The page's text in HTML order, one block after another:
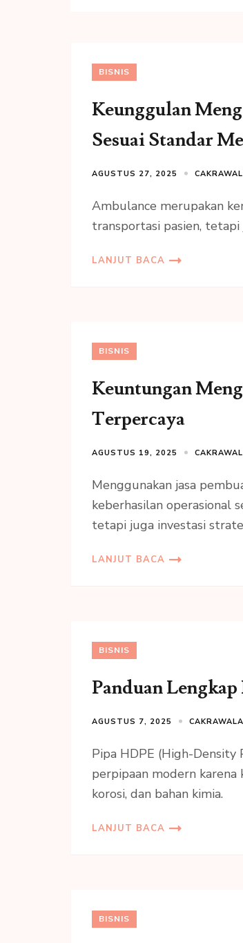
BISNIS
Keunggulan
Sesuai Standar
AGUSTUS 27, 2025
Ambulance merupakan
transportasi pasien,
LANJUT BACA
BISNIS
Keuntungan
Terpercaya
AGUSTUS 19, 2025
Menggunakan jasa
keberhasilan operasional
tetapi juga investasi
LANJUT BACA
BISNIS
Panduan
AGUSTUS 7, 2025
Pipa HDPE (High-
perpipaan modern
korosi, dan bahan kimia.
LANJUT BACA
BISNIS